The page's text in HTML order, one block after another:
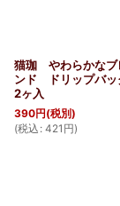
猫珈 やわらかなブ
ンド ドリップバッ
2ヶ入
390円(税別)
(税込 : 421 円)